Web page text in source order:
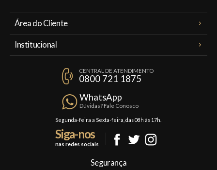
Área do Cliente
Meus Pedidos
Institucional
A Famiglia Valduga
Política de Privacidade
Trocas e Devoluções
Formas de Pagamento
CENTRAL DE ATENDIMENTO
0800 721 1875
WhatsApp
Dúvidas? Fale Conosco
Segunda-feira a Sexta-feira, das 08h às 17h.
Siga-nos
nas redes sociais
Segurança